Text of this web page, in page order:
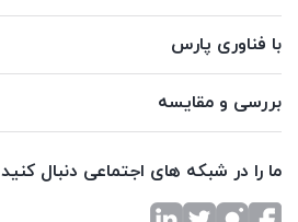
با فناوری پارس
بررسی و مقایسه
ما را در شبکه های اجتماعی دنبال کنید